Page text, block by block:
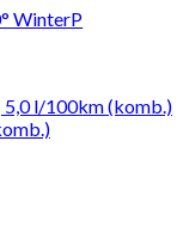
WinterP
5,0 l/100km (komb.)